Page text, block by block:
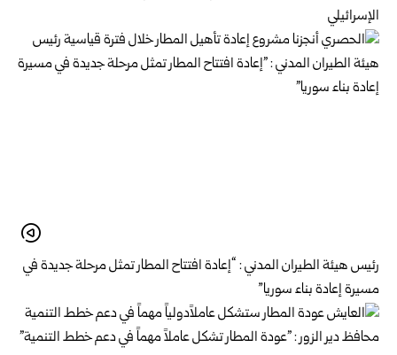
الإسرائيلي
رئيس هيئة الطيران المدني : “إعادة افتتاح المطار تمثل مرحلة جديدة في
مسيرة إعادة بناء سوريا”